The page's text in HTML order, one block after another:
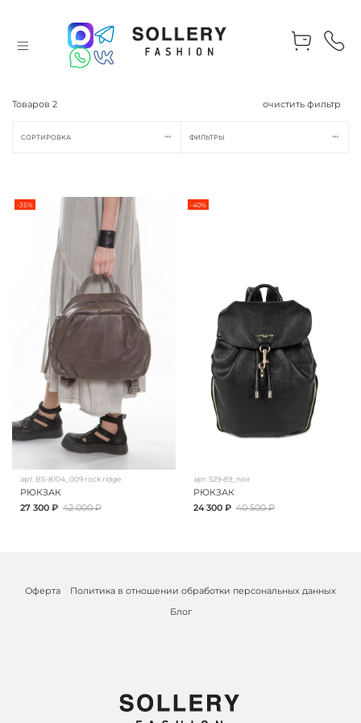
Товаров 2 очистить фильтр
СОРТИРОВКА ФИЛЬТРЫ
-35%
арт. BS-8104_009 rock ridge
РЮКЗАК
27 300 ₽ 42 000 ₽
-40%
арт. 529-89_noir
РЮКЗАК
24 300 ₽ 40 500 ₽
Оферта
Политика в отношении обработки персональных данных
Блог